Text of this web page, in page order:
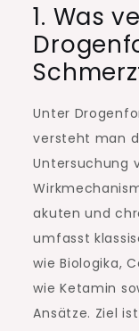
1. Was
Unter
versteht man
Untersuchung
akuten und
umfasst
wie Biologika,
wie Ketamin
Ansätze. Ziel